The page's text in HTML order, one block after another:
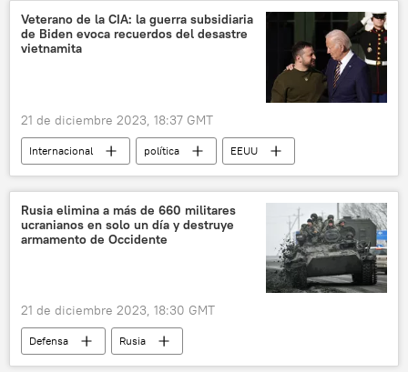
James Webb (JWST)
Veterano de la CIA: la guerra subsidiaria
de Biden evoca recuerdos del desastre
vietnamita
21 de diciembre 2023, 18:37 GMT
Internacional política
EEUU
Joe Biden
seguridad
Guerra de Vietnam
CIA
Ucrania
OTAN
📰 Operación rusa de desmilitarización y desnazificación de Ucrania
Rusia elimina a más de 660 militares
ucranianos en solo un día y destruye
armamento de Occidente
21 de diciembre 2023, 18:30 GMT
Defensa
Rusia
📰 Operación rusa de desmilitarización y desnazificación de Ucrania